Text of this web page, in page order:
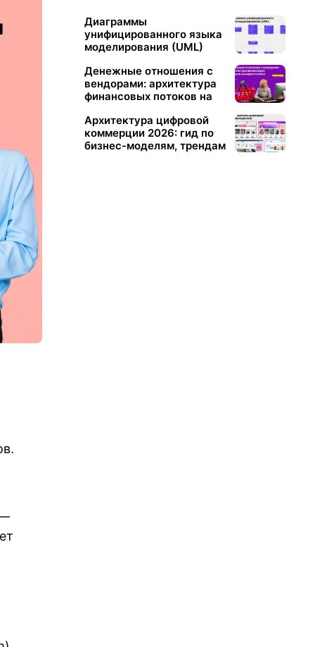
Диаграммы
унифицированного языка
моделирования (UML)
Денежные отношения с
вендорами: архитектура
финансовых потоков на
Архитектура цифровой
коммерции 2026: гид по
бизнес-моделям, трендам